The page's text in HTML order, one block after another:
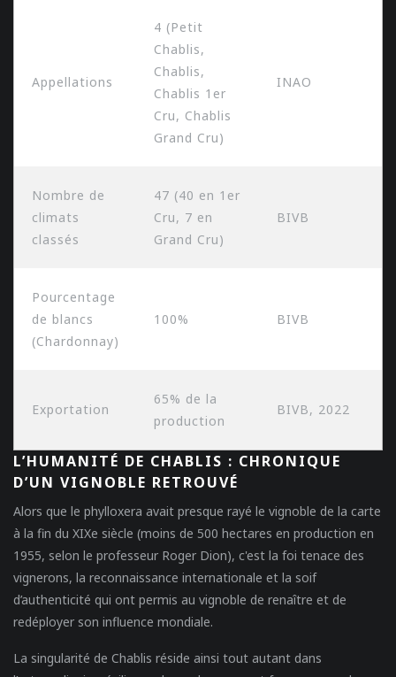
Appellations
4 (Petit
Chablis,
Chablis,
Chablis 1er
Cru, Chablis
Grand Cru)
INAO
Nombre de
climats
classés
47 (40 en 1er
Cru, 7 en
Grand Cru)
BIVB
Pourcentage
de blancs
(Chardonnay)
100% BIVB
Exportation
65% de la
production
BIVB, 2022
L’HUMANITÉ DE CHABLIS : CHRONIQUE
D’UN VIGNOBLE RETROUVÉ
Alors que le phylloxera avait presque rayé le vignoble de la carte
à la fin du XIXe siècle (moins de 500 hectares en production en
1955, selon le professeur Roger Dion), c'est la foi tenace des
vignerons, la reconnaissance internationale et la soif
d’authenticité qui ont permis au vignoble de renaître et de
redéployer son influence mondiale.
La singularité de Chablis réside ainsi tout autant dans